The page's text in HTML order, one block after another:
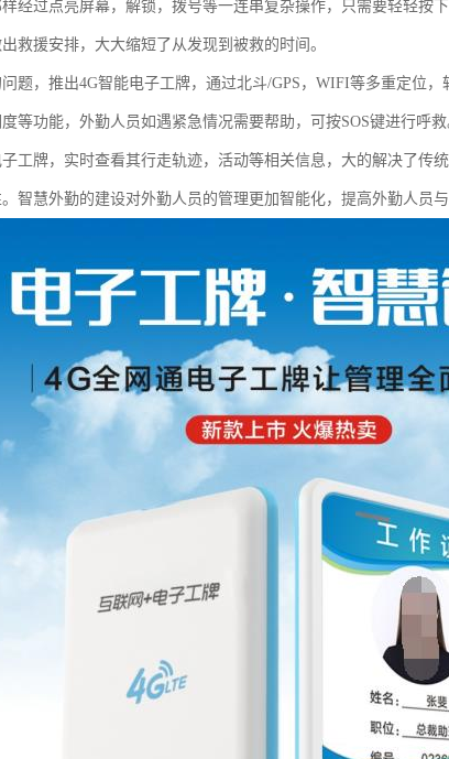
经过点亮屏幕，解锁，拨号等一连串复杂操作，只需要轻轻按
救援安排，大大缩短了从发现到被救的时间。
题，推出4G智能电子工牌，通过北斗/GPS，WIFI等多重定位
等功能，外勤人员如遇紧急情况需要帮助，可按SOS键进行呼
工牌，实时查看其行走轨迹，活动等相关信息，大的解决了传
智慧外勤的建设对外勤人员的管理更加智能化，提高外勤人员